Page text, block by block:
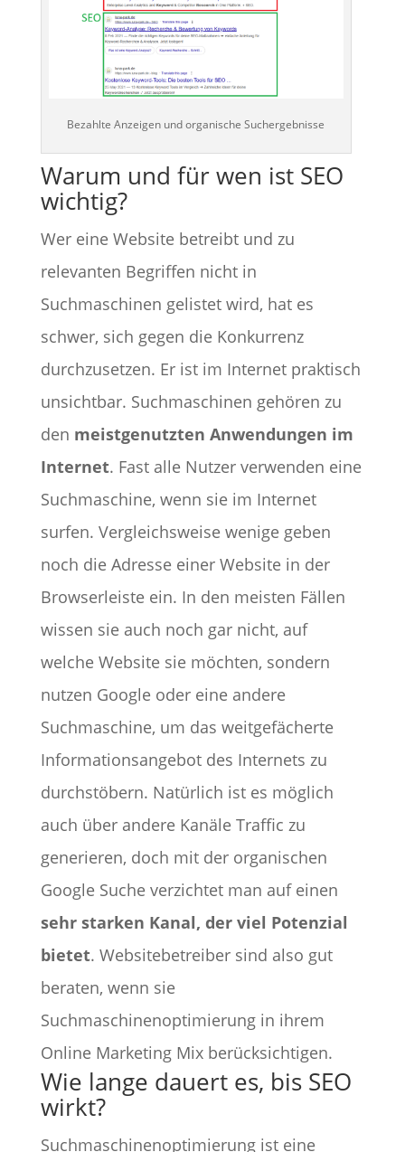
Bezahlte Anzeigen und organische Suchergebnisse
Warum und für wen ist SEO
wichtig?
Wer eine Website betreibt und zu
relevanten Begriffen nicht in
Suchmaschinen gelistet wird, hat es
schwer, sich gegen die Konkurrenz
durchzusetzen. Er ist im Internet praktisch
unsichtbar. Suchmaschinen gehören zu
den meistgenutzten Anwendungen im
Internet. Fast alle Nutzer verwenden eine
Suchmaschine, wenn sie im Internet
surfen. Vergleichsweise wenige geben
noch die Adresse einer Website in der
Browserleiste ein. In den meisten Fällen
wissen sie auch noch gar nicht, auf
welche Website sie möchten, sondern
nutzen Google oder eine andere
Suchmaschine, um das weitgefächerte
Informationsangebot des Internets zu
durchstöbern. Natürlich ist es möglich
auch über andere Kanäle Traffic zu
generieren, doch mit der organischen
Google Suche verzichtet man auf einen
sehr starken Kanal, der viel Potenzial
bietet. Websitebetreiber sind also gut
beraten, wenn sie
Suchmaschinenoptimierung in ihrem
Online Marketing Mix berücksichtigen.
Wie lange dauert es, bis SEO
wirkt?
Suchmaschinenoptimierung ist eine